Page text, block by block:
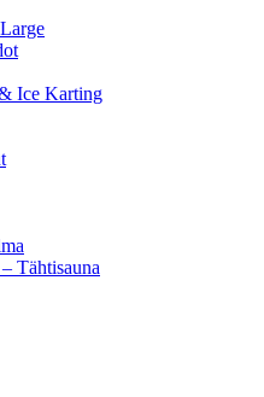
Ice Karting
Tähtisauna